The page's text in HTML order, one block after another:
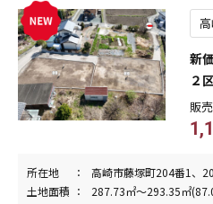
新
２
販
所在地
高崎市藤塚町204番1、
土地面積
287.73㎡～293.35㎡